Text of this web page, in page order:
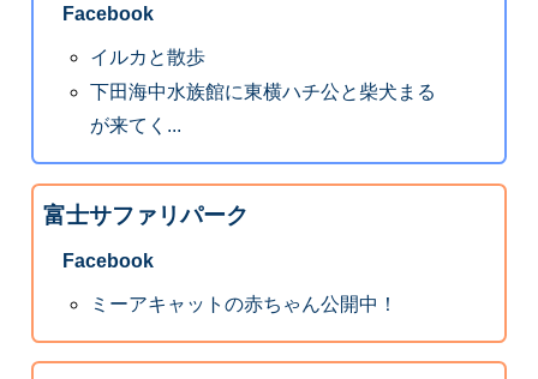
Facebook
イルカと散歩
下田海中水族館に東横ハチ公と柴犬まる
が来てく...
富士サファリパーク
Facebook
ミーアキャットの赤ちゃん公開中！